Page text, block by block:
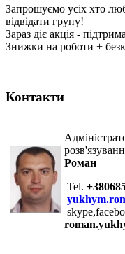
Запрошуємо усіх хто
відвідати групу!
Зараз діє акція -
Знижки на роботи +
Контакти
Роман
Tel.